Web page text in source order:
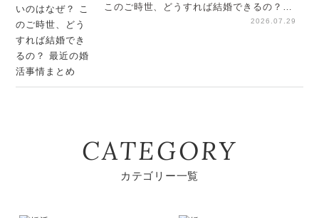
このご時世、どうすれば結婚できるの？
2026.07.29
CATEGORY
カテゴリー一覧